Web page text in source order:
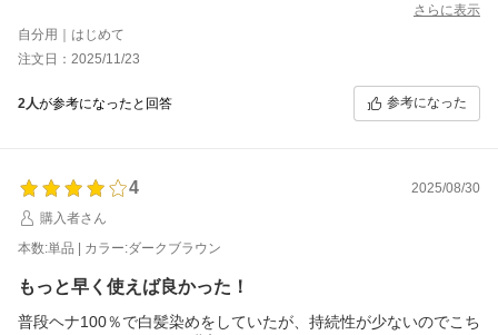
満足いく染まり具合です。
ただ髪が濡れていた方が塗りやすいです。
また、素手だと、手を濡らしてから使用しても、やはりなかな
ゴム手袋で使用しています。
今まで使用した、トリートメントカラーより
とても気に入っています。
さらに表示
自分用｜はじめて
注文日：2025/11/23
2人が参考になったと回答 参考になった
4
2025/08/30
購入者さん
本数:単品 | カラー:ダークブラウン
もっと早く使えば良かった！
普段ヘナ100％で白髪染めをしていたが、持続性が少ないのでこち